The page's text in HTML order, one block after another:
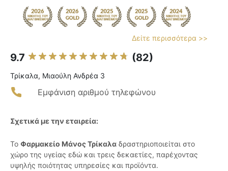
Δείτε περισσότερα >>
9.7 (82)
Τρίκαλα, Μιαούλη Ανδρέα 3
Εμφάνιση αριθμού τηλεφώνου
Σχετικά με την εταιρεία:
Το Φαρμακείο Μάνος Τρίκαλα δραστηριοποιείται στο
χώρο της υγείας εδώ και τρεις δεκαετίες, παρέχοντας
υψηλής ποιότητας υπηρεσίες και προϊόντα.